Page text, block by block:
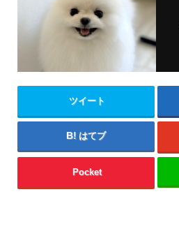
ツイート
はてブ
Pocket